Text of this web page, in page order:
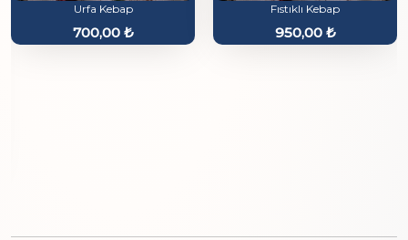
Urfa Kebap
700,00 ₺
Fıstıklı Kebap
950,00 ₺